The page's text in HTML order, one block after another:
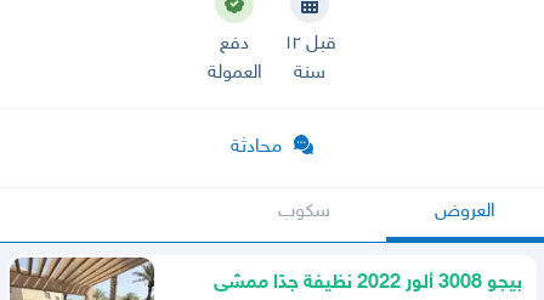
قبل ١٢
سنة
دفع
العمولة
محادثة
العروض سكوب
بيجو 3008 ألور 2022 نظيفة جدًا ممشى